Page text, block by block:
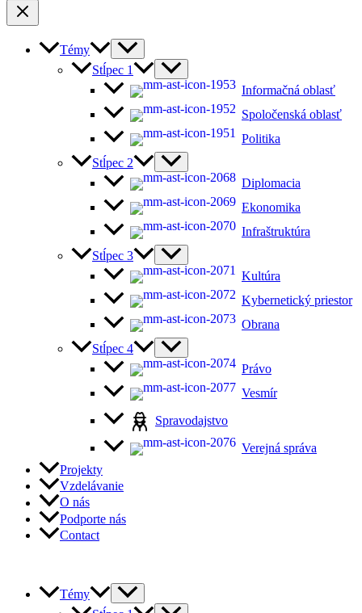
Témy
Stĺpec 1
Informačná oblasť
Spoločenská oblasť
Politika
Stĺpec 2
Diplomacia
Ekonomika
Infraštruktúra
Stĺpec 3
Kultúra
Kybernetický priestor
Obrana
Stĺpec 4
Právo
Vesmír
Spravodajstvo
Verejná správa
Projekty
Vzdelávanie
O nás
Podporte nás
Contact
Témy